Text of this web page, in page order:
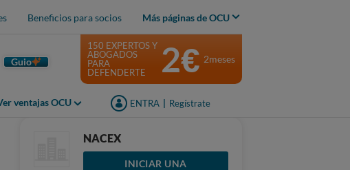
Beneficios para socios Más páginas de OCU
Guio
ventajas OCU ENTRA Regístrate
150 EXPERTOS Y
ABOGADOS
PARA
DEFENDERTE
2€ 2meses
NACEX
INICIAR UNA